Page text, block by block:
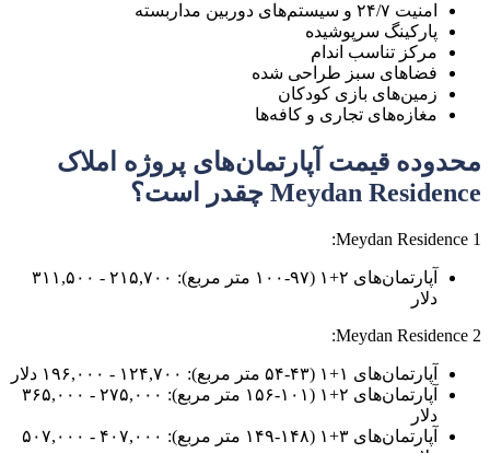
امنیت ۲۴/۷ و سیستم‌های دوربین مداربسته
پارکینگ سرپوشیده
مرکز تناسب اندام
فضاهای سبز طراحی شده
زمین‌های بازی کودکان
مغازه‌های تجاری و کافه‌ها
محدوده قیمت آپارتمان‌های پروژه املاک
Meydan Residence چقدر است؟
Meydan Residence 1:
آپارتمان‌های ۲+۱ (۹۷-۱۰۰ متر مربع): ۲۱۵,۷۰۰ - ۳۱۱,۵۰۰
دلار
Meydan Residence 2:
آپارتمان‌های ۱+۱ (۴۳-۵۴ متر مربع): ۱۲۴,۷۰۰ - ۱۹۶,۰۰۰ دلار
آپارتمان‌های ۲+۱ (۱۰۱-۱۵۶ متر مربع): ۲۷۵,۰۰۰ - ۳۶۵,۰۰۰
دلار
آپارتمان‌های ۳+۱ (۱۴۸-۱۴۹ متر مربع): ۴۰۷,۰۰۰ - ۵۰۷,۰۰۰